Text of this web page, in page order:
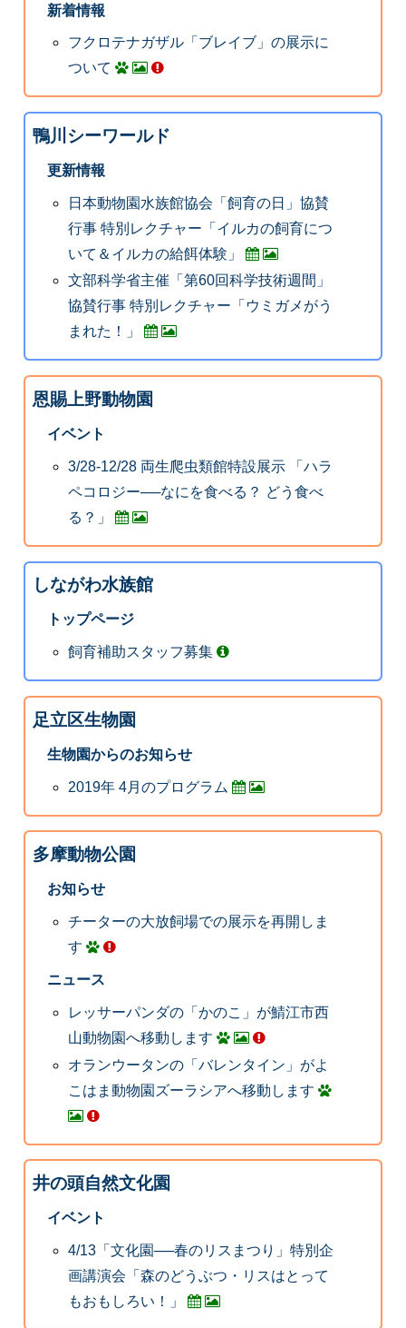
新着情報
フクロテナガザル「ブレイブ」の展示に
ついて
鴨川シーワールド
更新情報
日本動物園水族館協会「飼育の日」協賛
行事 特別レクチャー「イルカの飼育につ
いて＆イルカの給餌体験」
文部科学省主催「第60回科学技術週間」
協賛行事 特別レクチャー「ウミガメがう
まれた！」
恩賜上野動物園
イベント
3/28-12/28 両生爬虫類館特設展示 「ハラ
ペコロジー──なにを食べる？ どう食べ
る？」
しながわ水族館
トップページ
飼育補助スタッフ募集
足立区生物園
生物園からのお知らせ
2019年 4月のプログラム
多摩動物公園
お知らせ
チーターの大放飼場での展示を再開しま
す
ニュース
レッサーパンダの「かのこ」が鯖江市西
山動物園へ移動します
オランウータンの「バレンタイン」がよ
こはま動物園ズーラシアへ移動します
井の頭自然文化園
イベント
4/13「文化園──春のリスまつり」特別企
画講演会「森のどうぶつ・リスはとって
もおもしろい！」